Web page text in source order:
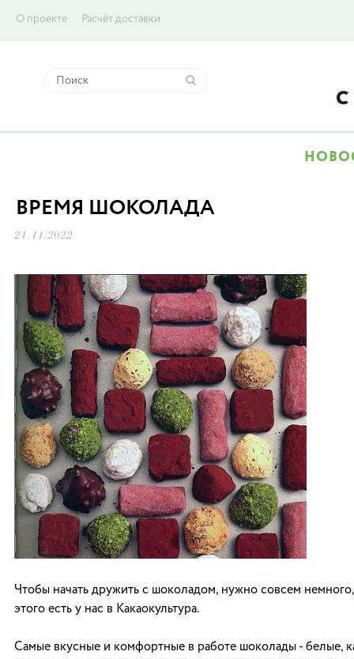
О проекте Расчёт доставки
ВРЕМЯ ШОКОЛАДА
24.11.2022
Чтобы начать дружить с шоколадом, нужно совсем
этого есть у нас в Какаокультура.
Самые вкусные и комфортные в работе шоколады - белые,